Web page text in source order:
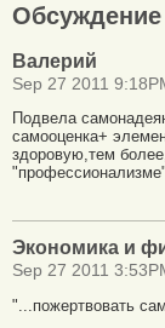
Обсуждение
Валерий
Sep 27 2011
Подвела
самооценка+
здоровую,тем
Экономика и
Sep 27 2011
"...пожертвовать